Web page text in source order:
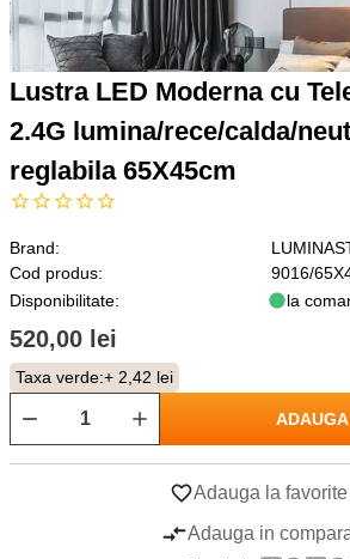
Lustra LED Moderna cu
2.4G lumina/rece/calda/
reglabila 65X45cm
Brand:
Cod produs:
9016/
Disponibilitate:
la
520,00 lei
Taxa verde:+ 2,42 lei
Adauga la favorite
Adauga in